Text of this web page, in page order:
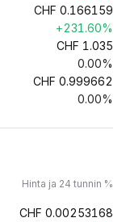
CHF 0.166159
+231.60%
CHF 1.035
0.00%
CHF 0.999662
0.00%
Hinta ja 24 tunnin %
CHF 0.00253168